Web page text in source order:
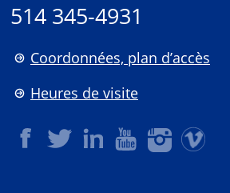
514 345-4931
Coordonnées, plan d’accès
Heures de visite